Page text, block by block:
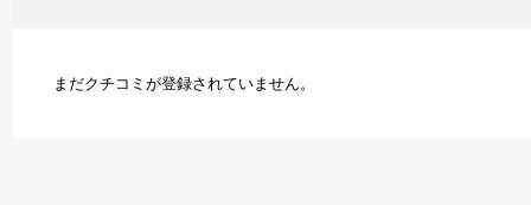
まだクチコミが登録されていません。